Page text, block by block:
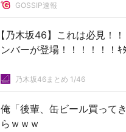
GOSSIP速報
【乃木坂46】これは必見！
ンバーが登場！！！！
乃木坂46まとめ 1/46
俺「後輩、缶ビール買って
らｗｗｗ